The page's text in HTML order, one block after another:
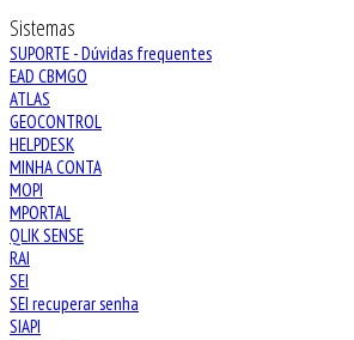
Sistemas
SUPORTE - Dúvidas frequentes
EAD CBMGO
ATLAS
GEOCONTROL
HELPDESK
MINHA CONTA
MOPI
MPORTAL
QLIK SENSE
RAI
SEI
SEI recuperar senha
SIAPI